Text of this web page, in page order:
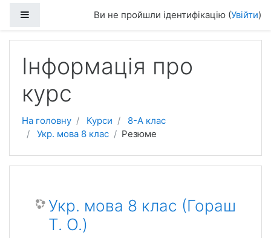
Ви не пройшли ідентифікацію (Увійти)
Інформація про
курс
На головну Курси
8-А клас
Укр. мова 8 клас
Резюме
Укр. мова 8 клас (Гораш
Т. О.)